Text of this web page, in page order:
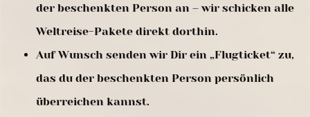
der beschenkten Person an – wir schicken alle
Weltreise-Pakete direkt dorthin.
Auf Wunsch senden wir Dir ein „Flugticket“ zu,
das du der beschenkten Person persönlich
überreichen kannst.